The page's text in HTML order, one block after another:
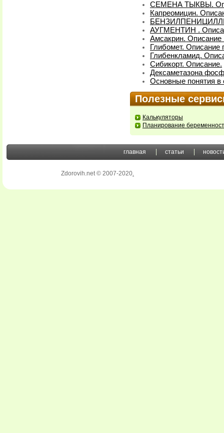
СЕМЕНА ТЫКВЫ.
Капреомицин.
АУГМЕНТИН .
Амсакрин. Описание
Глибомет. Описание
Глибенкламид.
Сибикорт. Описание.
Дексаметазона
Основные понятия в
Полезные
Калькуляторы
Планирование
главная статьи
Zdorovih.net © 2007-2020